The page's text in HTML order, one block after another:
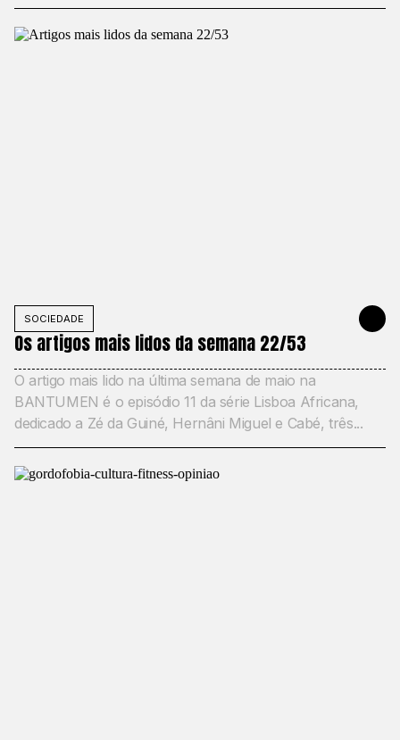
SOCIEDADE MAY 31,
Os artigos mais lidos da semana 22/53
O artigo mais lido na última semana de maio na
BANTUMEN é o episódio 11 da série Lisboa Africana,
dedicado a Zé da Guiné, Hernâni Miguel e Cabé, três...